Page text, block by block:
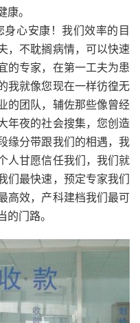
康。
心安康！我们效率的目
，不耽搁病情，可以快速
的专家，在第一工夫为患
我就像您现在一样彷徨无
的团队，辅佐那些像曾经
年夜的社会搜集，您创造
缘分带跟我们的相遇，我
人甘愿信任我们，我们就
们最快速，预定专家我们
高效，产科建档我们最可
的门路。